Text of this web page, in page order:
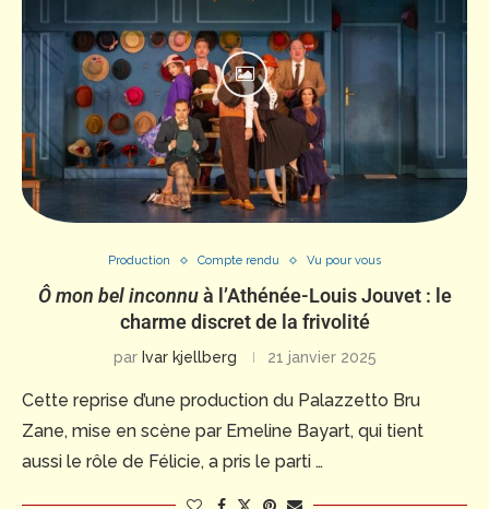
Production Compte rendu Vu pour vous
Ô mon bel inconnuà l’Athénée-Louis Jouvet : le
charme discret de la frivolité
par Ivar kjellberg 21 janvier 2025
Cette reprise d’une production du Palazzetto Bru
Zane, mise en scène par Emeline Bayart, qui tient
aussi le rôle de Félicie, a pris le parti …